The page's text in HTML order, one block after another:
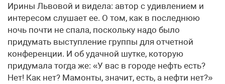
Ирины Львовой и видела: автор с удивлением и
интересом слушает ее. О том, как в последнюю
ночь почти не спала, поскольку надо было
придумать выступление группы для отчетной
конференции. И об удачной шутке, которую
придумала тогда же: «У вас в городе нефть есть?
Нет! Как нет? Мамонты, значит, есть, а нефти нет?»